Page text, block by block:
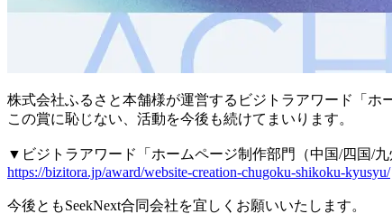
株式会社ふるさと本舗様が運営するビジトラアワード「
この賞に恥じない、活動を今後も続けてまいります。
▼ビジトラアワード「ホームページ制作部門（中国/四国/九
https://bizitora.jp/award/website-creation-chugoku-shikoku-kyusyu/
今後ともSeekNext合同会社を宜しくお願いいたします。